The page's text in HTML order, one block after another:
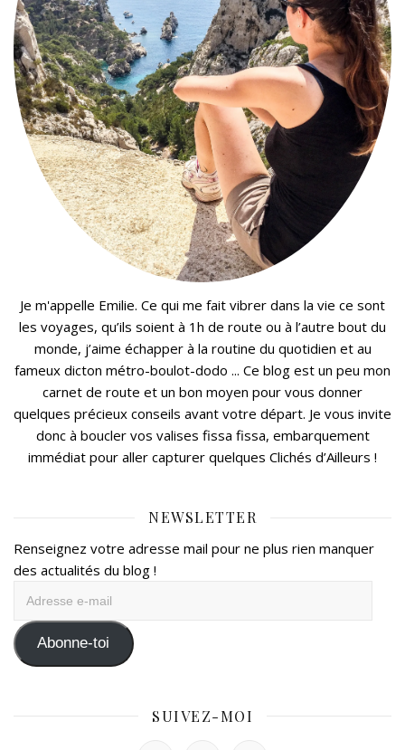
Je m'appelle Emilie. Ce qui me fait vibrer dans la vie ce sont
les voyages, qu’ils soient à 1h de route ou à l’autre bout du
monde, j’aime échapper à la routine du quotidien et au
fameux dicton métro-boulot-dodo ... Ce blog est un peu mon
carnet de route et un bon moyen pour vous donner
quelques précieux conseils avant votre départ. Je vous invite
donc à boucler vos valises fissa fissa, embarquement
immédiat pour aller capturer quelques Clichés d’Ailleurs !
NEWSLETTER
Renseignez votre adresse mail pour ne plus rien manquer
des actualités du blog !
mail Abonne-toi
SUIVEZ-MOI